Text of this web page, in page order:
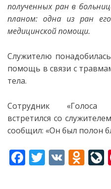
полученных ран в
планом: одна из ран
медицинской помощи.
Служителю
помощь в связи с
тела.
Сотрудник «Голоса
встретился со
сообщил: «Он был полон
F T V O